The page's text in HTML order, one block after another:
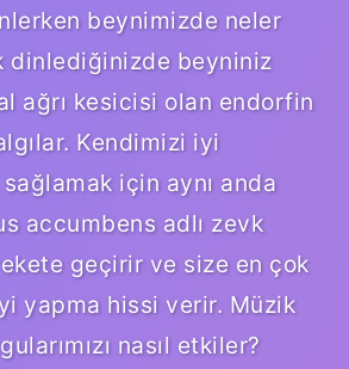
beynimizde neler
dinlediğinizde beyniniz
ağrı kesicisi olan endorfin
Kendimizi iyi
için aynı anda
accumbens adlı zevk
geçirir ve size en çok
yapma hissi verir. Müzik
nasıl etkiler?